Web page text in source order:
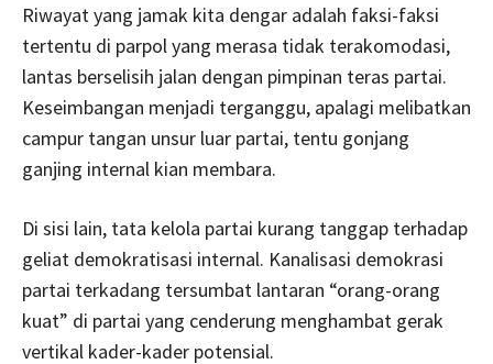
Riwayat yang jamak kita dengar adalah faksi-faksi
tertentu di parpol yang merasa tidak terakomodasi,
lantas berselisih jalan dengan pimpinan teras partai.
Keseimbangan menjadi terganggu, apalagi melibatkan
campur tangan unsur luar partai, tentu gonjang
ganjing internal kian membara.
Di sisi lain, tata kelola partai kurang tanggap terhadap
geliat demokratisasi internal. Kanalisasi demokrasi
partai terkadang tersumbat lantaran “orang-orang
kuat” di partai yang cenderung menghambat gerak
vertikal kader-kader potensial.